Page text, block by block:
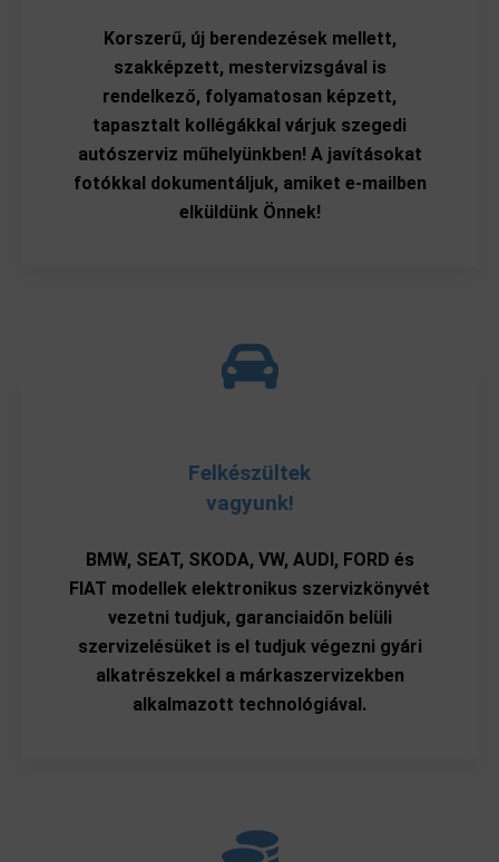
Korszerű, új berendezések mellett,
szakképzett, mestervizsgával is
rendelkező, folyamatosan képzett,
tapasztalt kollégákkal várjuk szegedi
autószerviz műhelyünkben! A javításokat
fotókkal dokumentáljuk, amiket e-mailben
elküldünk Önnek!
Felkészültek
vagyunk!
BMW, SEAT, SKODA, VW, AUDI, FORD és
FIAT modellek elektronikus szervizkönyvét
vezetni tudjuk, garanciaidőn belüli
szervizelésüket is el tudjuk végezni gyári
alkatrészekkel a márkaszervizekben
alkalmazott technológiával.